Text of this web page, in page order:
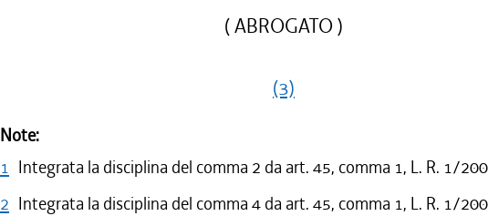
( ABROGATO )
(3)
Note:
1 Integrata la disciplina del comma 2 da art. 45, comma 1, L. R. 1/
2 Integrata la disciplina del comma 4 da art. 45, comma 1, L. R. 1/